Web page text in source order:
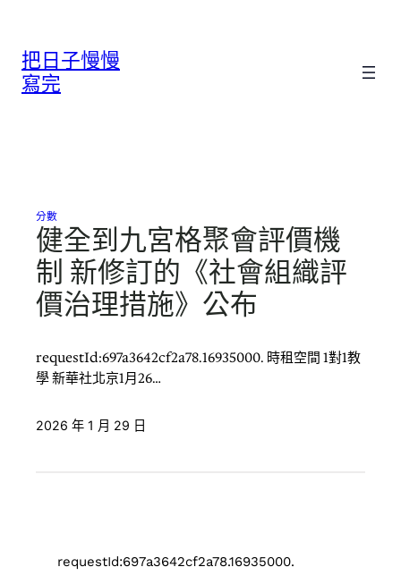
把日子慢慢
寫完
分數
健全到九宮格聚會評價機
制 新修訂的《社會組織評
價治理措施》公布
requestId:697a3642cf2a78.16935000. 時租空間 1對1教
學 新華社北京1月26…
2026 年 1 月 29 日
requestId:697a3642cf2a78.16935000.